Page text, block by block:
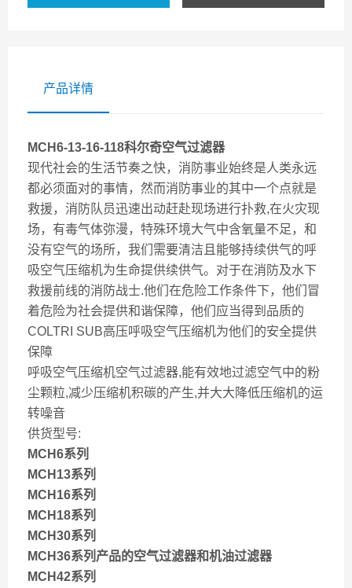
产品详情
MCH6-13-16-118科尔奇空气过滤器
现代社会的生活节奏之快，消防事业始终是人类永远
都必须面对的事情，然而消防事业的其中一个点就是
救援，消防队员迅速出动赶赴现场进行扑救,在火灾现
场，有毒气体弥漫，特殊环境大气中含氧量不足，和
没有空气的场所，我们需要清洁且能够持续供气的呼
吸空气压缩机为生命提供续供气。对于在消防及水下
救援前线的消防战士.他们在危险工作条件下，他们冒
着危险为社会提供和谐保障，他们应当得到品质的
COLTRI SUB高压呼吸空气压缩机为他们的安全提供
保障
呼吸空气压缩机空气过滤器,能有效地过滤空气中的粉
尘颗粒,减少压缩机积碳的产生,并大大降低压缩机的运
转噪音
供货型号:
MCH6系列
MCH13系列
MCH16系列
MCH18系列
MCH30系列
MCH36系列产品的空气过滤器和机油过滤器
MCH42系列